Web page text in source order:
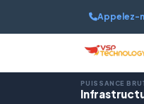
Appelez-
PUISSANCE